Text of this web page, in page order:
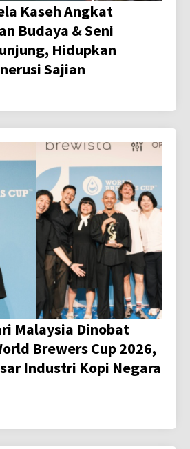
Kaseh Angkat
Budaya & Seni
Hidupkan
Sajian
Malaysia Dinobat
Brewers Cup 2026,
Industri Kopi Negara